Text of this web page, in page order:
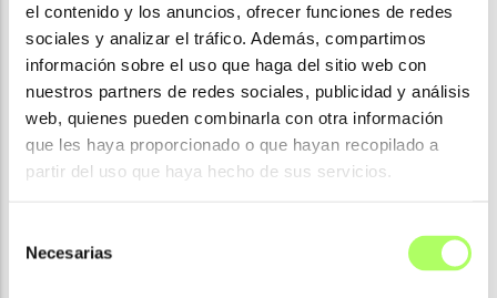
el contenido y los anuncios, ofrecer funciones de redes
sociales y analizar el tráfico. Además, compartimos
información sobre el uso que haga del sitio web con
nuestros partners de redes sociales, publicidad y análisis
web, quienes pueden combinarla con otra información
que les haya proporcionado o que hayan recopilado a
partir del uso que haya hecho de sus servicios.
Necesarias